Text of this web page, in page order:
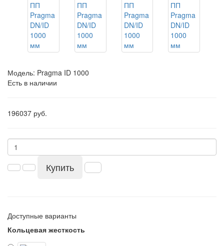
Модель: Pragma ID 1000
Есть в наличии
196037 руб.
Купить
Доступные варианты
Кольцевая жесткость